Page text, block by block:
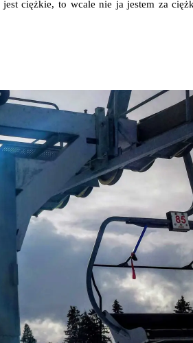
jest cięż­kie, to wca­le nie ja jestem za